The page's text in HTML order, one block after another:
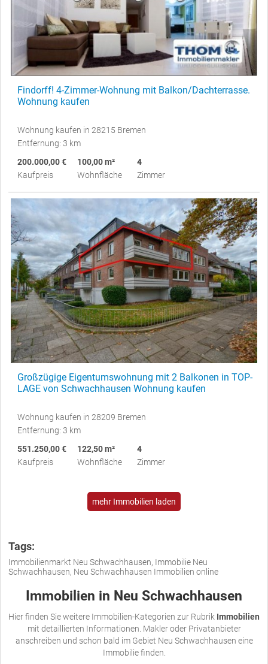
Findorff! 4-Zimmer-Wohnung mit Balkon/Dachterrasse.
Wohnung kaufen
Wohnung kaufen in 28215 Bremen
Entfernung: 3 km
200.000,00 €
Kaufpreis
100,00 m²
Wohnfläche
4
Zimmer
Großzügige Eigentumswohnung mit 2 Balkonen in TOP-
LAGE von Schwachhausen Wohnung kaufen
Wohnung kaufen in 28209 Bremen
Entfernung: 3 km
551.250,00 €
Kaufpreis
122,50 m²
Wohnfläche
4
Zimmer
mehr Immobilien laden
Tags:
Immobilienmarkt Neu Schwachhausen, Immobilie Neu
Schwachhausen, Neu Schwachhausen Immobilien online
Immobilien in Neu Schwachhausen
Hier finden Sie weitere Immobilien-Kategorien zur Rubrik Immobilien
mit detaillierten Informationen. Makler oder Privatanbieter
anschreiben und schon bald im Gebiet Neu Schwachhausen eine
Immobilie finden.